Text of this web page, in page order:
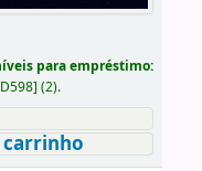
para empréstimo:
] (2).
carrinho